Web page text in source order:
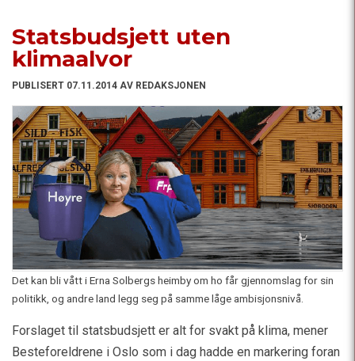
Statsbudsjett uten
klimaalvor
PUBLISERT 07.11.2014 AV REDAKSJONEN
Det kan bli vått i Erna Solbergs heimby om ho får gjennomslag for sin
politikk, og andre land legg seg på samme låge ambisjonsnivå.
Forslaget til statsbudsjett er alt for svakt på klima, mener
Besteforeldrene i Oslo som i dag hadde en markering foran